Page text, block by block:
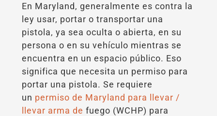
En Maryland, generalmente es contra la
ley usar, portar o transportar una
pistola, ya sea oculta o abierta, en su
persona o en su vehículo mientras se
encuentra en un espacio público. Eso
significa que necesita un permiso para
portar una pistola. Se requiere
un permiso de Maryland para llevar /
llevar arma de fuego (WCHP) para